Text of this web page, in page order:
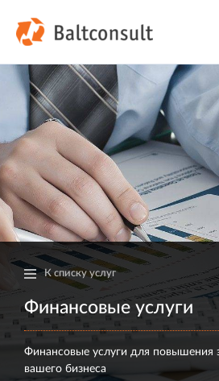
содержимому
К списку услуг
Финансовые услуги
Финансовые услуги для повышения
вашего бизнеса